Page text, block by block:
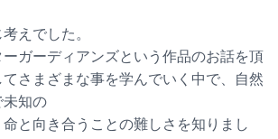
えでした。
ガーディアンズという作品のお話を頂
さまざまな事を学んでいく中で、自然
未知の
と向き合うことの難しさを知りまし